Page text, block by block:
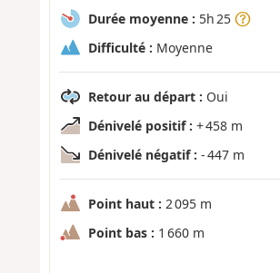
Durée moyenne : 5h 25
Difficulté : Moyenne
Retour au départ : Oui
Dénivelé positif : + 458 m
Dénivelé négatif : - 447 m
Point haut : 2 095 m
Point bas : 1 660 m